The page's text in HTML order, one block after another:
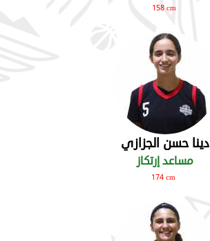
158 cm
دينا حسن الجزازي
مساعد إرتكاز
174 cm